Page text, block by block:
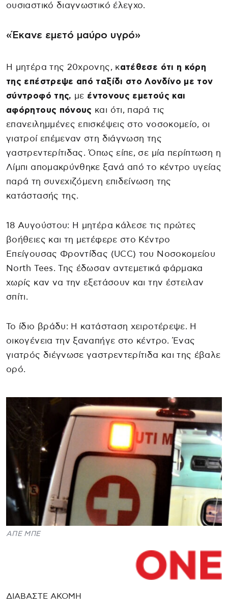
ουσιαστικό διαγνωστικό έλεγχο.
«Έκανε εμετό μαύρο υγρό»
Η μητέρα της 20χρονης, κατέθεσε ότι η κόρη
της επέστρεψε από ταξίδι στο Λονδίνο με τον
σύντροφό της, με έντονους εμετούς και
αφόρητους πόνους και ότι, παρά τις
επανειλημμένες επισκέψεις στο νοσοκομείο, οι
γιατροί επέμεναν στη διάγνωση της
γαστρεντερίτιδας. Όπως είπε, σε μία περίπτωση η
Λίμπι απομακρύνθηκε ξανά από το κέντρο υγείας
παρά τη συνεχιζόμενη επιδείνωση της
κατάστασής της.
18 Αυγούστου: Η μητέρα κάλεσε τις πρώτες
βοήθειες και τη μετέφερε στο Κέντρο
Επείγουσας Φροντίδας (UCC) του Νοσοκομείου
North Tees. Της έδωσαν αντεμετικά φάρμακα
χωρίς καν να την εξετάσουν και την έστειλαν
σπίτι.
Το ίδιο βράδυ: Η κατάσταση χειροτέρεψε. Η
οικογένεια την ξαναπήγε στο κέντρο. Ένας
γιατρός διέγνωσε γαστρεντερίτιδα και της έβαλε
ορό.
ΑΠΕ ΜΠΕ
ΔΙΑΒΑΣΤΕ ΑΚΟΜΗ